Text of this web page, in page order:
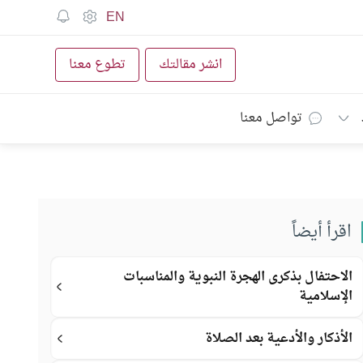
EN
انشر مقالتك تطوع معنا
تواصل معنا
اقرأ أيضاً
الاحتفال بذكرى الهجرة النبوية والمناسبات
الإسلامية
الأذكار والأدعية بعد الصلاة